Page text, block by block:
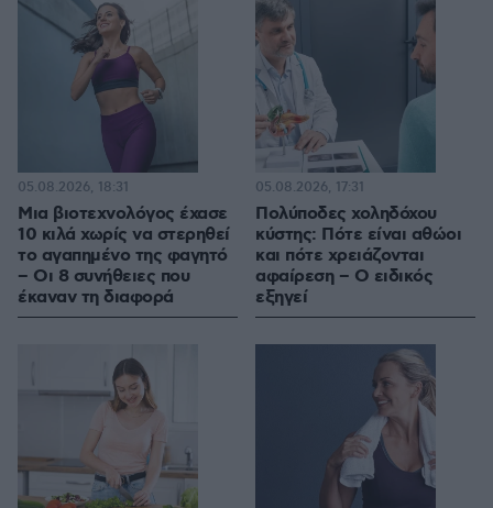
Μια βιοτεχνολόγος έχασε
10 κιλά χωρίς να στερηθεί
το αγαπημένο της φαγητό
– Οι 8 συνήθειες που
έκαναν τη διαφορά
05.08.2026, 18:31
Πολύποδες χοληδόχου
κύστης: Πότε είναι αθώοι
και πότε χρειάζονται
αφαίρεση – Ο ειδικός
εξηγεί
05.08.2026, 17:31